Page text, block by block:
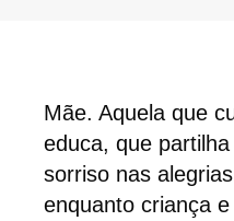
Mãe. Aquela que
educa, que
sorriso nas
enquanto criança